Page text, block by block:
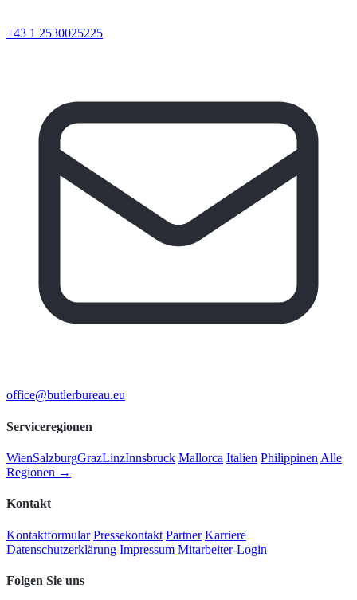
+43 1 2530025225
office@butlerbureau.eu
Serviceregionen
WienSalzburgGrazLinzInnsbruck Mallorca Italien Philippinen Alle
Regionen →
Kontakt
Kontaktformular Pressekontakt Partner Karriere
Datenschutzerklärung Impressum Mitarbeiter-Login
Folgen Sie uns